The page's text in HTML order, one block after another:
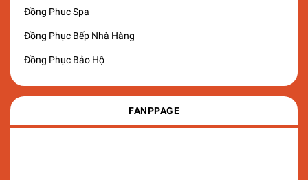
Đồng Phục Spa
Đồng Phục Bếp Nhà Hàng
Đồng Phục Bảo Hộ
FANPPAGE